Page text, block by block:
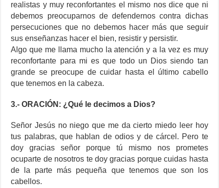
realistas y muy reconfortantes el mismo nos dice que ni
debemos preocuparnos de defendernos contra dichas
persecuciones que no debemos hacer más que seguir
sus enseñanzas hacer el bien, resistir y persistir.
Algo que me llama mucho la atención y a la vez es muy
reconfortante para mi es que todo un Dios siendo tan
grande se preocupe de cuidar hasta el último cabello
que tenemos en la cabeza.
3.- ORACIÓN: ¿Qué le decimos a Dios?
Señor Jesús no niego que me da cierto miedo leer hoy
tus palabras, que hablan de odios y de cárcel. Pero te
doy gracias señor porque tú mismo nos prometes
ocuparte de nosotros te doy gracias porque cuidas hasta
de la parte más pequeña que tenemos que son los
cabellos.